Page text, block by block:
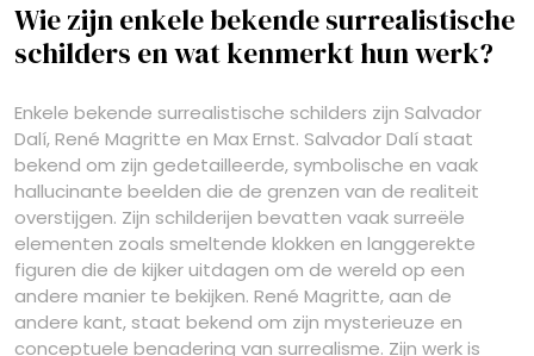
Wie zijn enkele bekende surrealistische
schilders en wat kenmerkt hun werk?
Enkele bekende surrealistische schilders zijn Salvador
Dalí, René Magritte en Max Ernst. Salvador Dalí staat
bekend om zijn gedetailleerde, symbolische en vaak
hallucinante beelden die de grenzen van de realiteit
overstijgen. Zijn schilderijen bevatten vaak surreële
elementen zoals smeltende klokken en langgerekte
figuren die de kijker uitdagen om de wereld op een
andere manier te bekijken. René Magritte, aan de
andere kant, staat bekend om zijn mysterieuze en
conceptuele benadering van surrealisme. Zijn werk is